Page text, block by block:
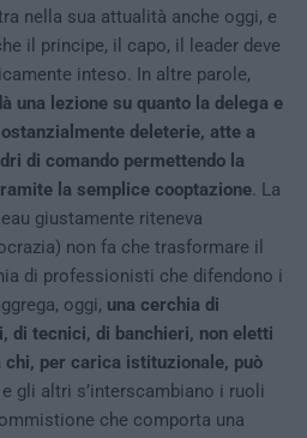
nella sua attualità anche oggi, e
il principe, il capo, il leader deve
inteso. In altre parole,
una lezione su quanto la delega e
deleterie, atte a
di comando permettendo la
la semplice cooptazione. La
giustamente riteneva
non fa che trasformare il
di professionisti che difendono i
oggi, una cerchia di
di tecnici, di banchieri, non eletti
chi, per carica istituzionale, può
gli altri s’interscambiano i ruoli
che comporta una